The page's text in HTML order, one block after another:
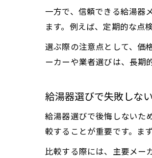
一方で、信頼できる給湯器
ます。例えば、定期的な点
選ぶ際の注意点として、価
ーカーや業者選びは、長期
給湯器選びで失敗しな
給湯器選びで後悔しないた
較することが重要です。ま
比較する際には、主要メー